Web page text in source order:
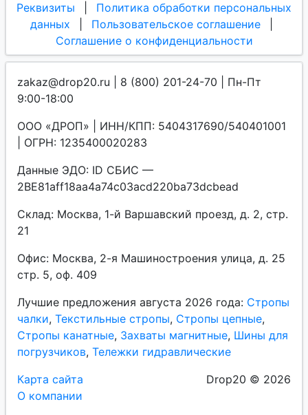
Реквизиты
Политика обработки персональных
данных
Пользовательское соглашение
Соглашение о конфиденциальности
zakaz@drop20.ru | 8 (800) 201-24-70 | Пн-Пт
9:00-18:00
ООО «ДРОП» | ИНН/КПП: 5404317690/540401001
| ОГРН: 1235400020283
Данные ЭДО: ID СБИС —
2BE81aff18aa4a74c03acd220ba73dcbead
Склад: Москва, 1-й Варшавский проезд, д. 2, стр.
21
Офис: Москва, 2-я Машиностроения улица, д. 25
стр. 5, оф. 409
Лучшие предложения августа 2026 года: Стропы
чалки, Текстильные стропы, Стропы цепные,
Стропы канатные, Захваты магнитные, Шины для
погрузчиков, Тележки гидравлические
Карта сайта
О компании
Drop20 © 2026